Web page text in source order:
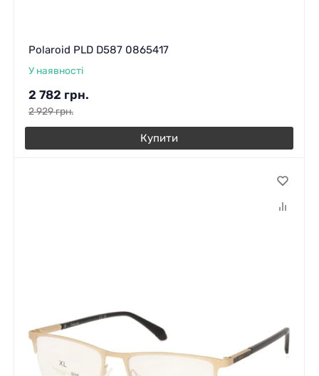
Polaroid PLD D587 0865417
У наявності
2 782 грн.
2 929грн.
Купити